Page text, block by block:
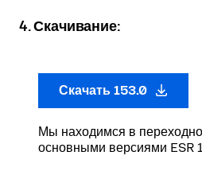
4. Скачивание:
Скачать 153.0
Мы находимся в
основными версиями ESR